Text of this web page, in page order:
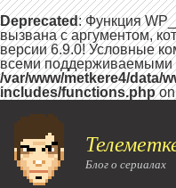
Deprecated: Функция
вызвана с аргументом,
версии 6.9.0! Условные
всеми поддерживаемыми
/var/www/metkere4/data/
includes/functions.php
Блог о сериалах